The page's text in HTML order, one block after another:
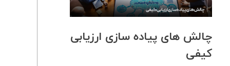
چالش های پیاده سازی ارزیابی
کیفی